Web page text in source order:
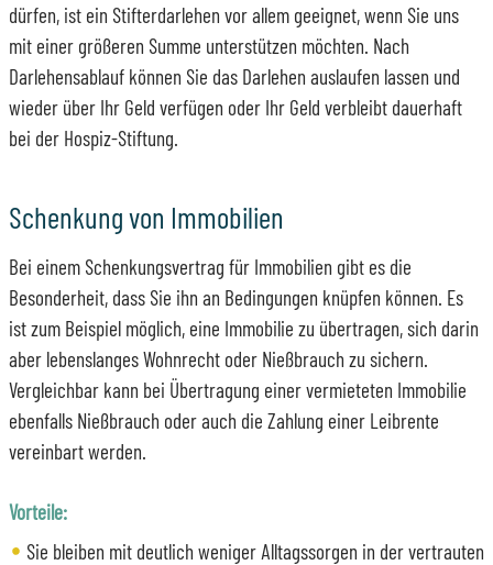
dürfen, ist ein Stifterdarlehen vor allem geeignet, wenn Sie uns
mit einer größeren Summe unterstützen möchten. Nach
Darlehensablauf können Sie das Darlehen auslaufen lassen und
wieder über Ihr Geld verfügen oder Ihr Geld verbleibt dauerhaft
bei der Hospiz-Stiftung.
Schenkung von Immobilien
Bei einem Schenkungsvertrag für Immobilien gibt es die
Besonderheit, dass Sie ihn an Bedingungen knüpfen können. Es
ist zum Beispiel möglich, eine Immobilie zu übertragen, sich darin
aber lebenslanges Wohnrecht oder Nießbrauch zu sichern.
Vergleichbar kann bei Übertragung einer vermieteten Immobilie
ebenfalls Nießbrauch oder auch die Zahlung einer Leibrente
vereinbart werden.
Vorteile:
Sie bleiben mit deutlich weniger Alltagssorgen in der vertrauten